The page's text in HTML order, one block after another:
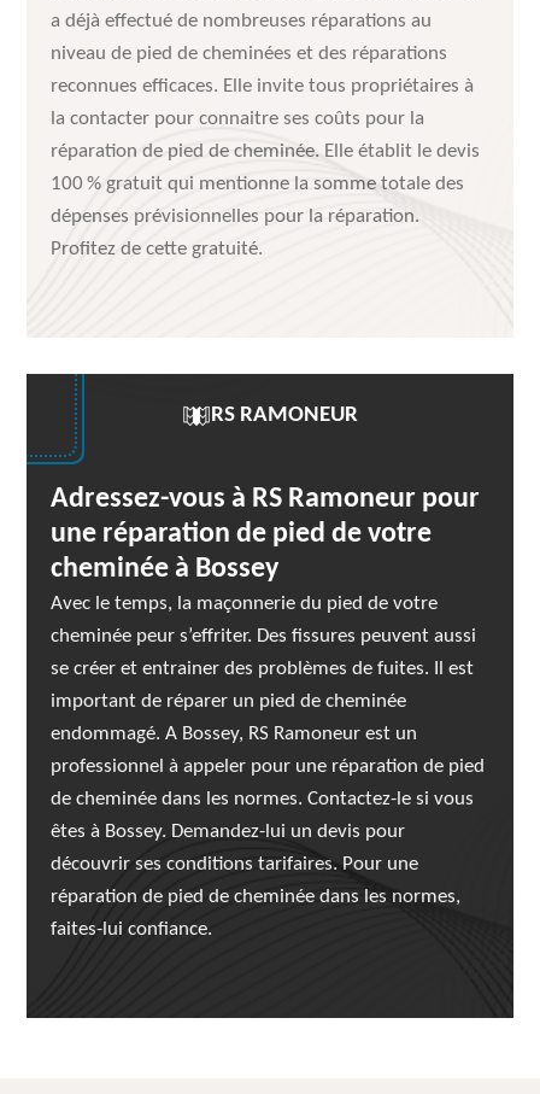
a déjà effectué de nombreuses réparations au
niveau de pied de cheminées et des réparations
reconnues efficaces. Elle invite tous propriétaires à
la contacter pour connaitre ses coûts pour la
réparation de pied de cheminée. Elle établit le devis
100 % gratuit qui mentionne la somme totale des
dépenses prévisionnelles pour la réparation.
Profitez de cette gratuité.
RS RAMONEUR
Adressez-vous à RS Ramoneur pour
une réparation de pied de votre
cheminée à Bossey
Avec le temps, la maçonnerie du pied de votre
cheminée peur s’effriter. Des fissures peuvent aussi
se créer et entrainer des problèmes de fuites. Il est
important de réparer un pied de cheminée
endommagé. A Bossey, RS Ramoneur est un
professionnel à appeler pour une réparation de pied
de cheminée dans les normes. Contactez-le si vous
êtes à Bossey. Demandez-lui un devis pour
découvrir ses conditions tarifaires. Pour une
réparation de pied de cheminée dans les normes,
faites-lui confiance.